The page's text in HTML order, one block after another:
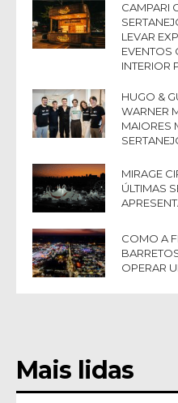
CAMPARI
LEVAR
EVENTOS
INTERIOR
HUGO &
WARNER
MAIORES
MIRAGE
ÚLTIMAS
COMO A
OPERAR
Mais lidas